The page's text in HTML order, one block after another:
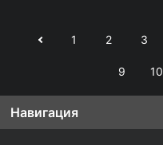
1 2 3
9 10
Навигация